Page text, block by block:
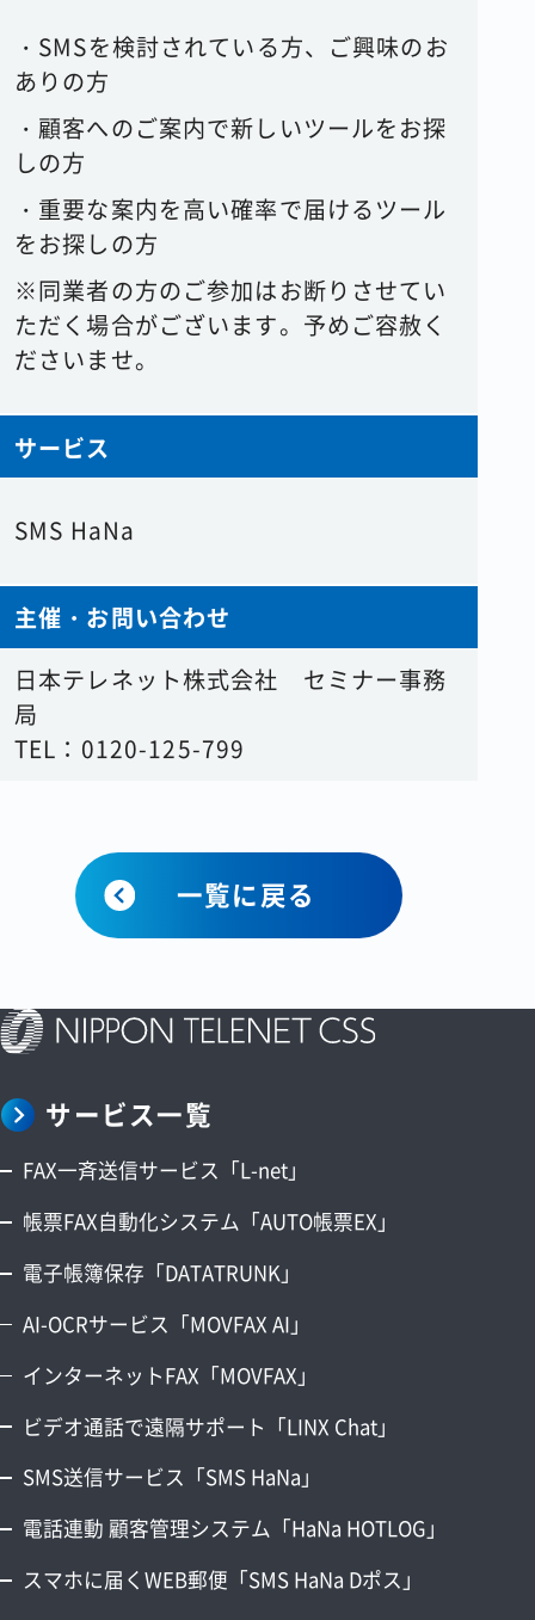
・ SMSを検討されている方、ご興味のお
ありの方
・顧客へのご案内で新しいツールをお探
しの方
・重要な案内を高い確率で届けるツール
をお探しの方
※同業者の方のご参加はお断りさせてい
ただく場合がございます。予めご容赦く
ださいませ。
サービス
SMS HaNa
主催・お問い合わせ
日本テレネット株式会社 セミナー事務
局
TEL：0120-125-799
一覧に戻る
サービス一覧
FAX一斉送信サービス「L-net」
帳票FAX自動化システム「AUTO帳票EX」
電子帳簿保存「DATATRUNK」
AI-OCRサービス「MOVFAX AI」
インターネットFAX「MOVFAX」
ビデオ通話で遠隔サポート「LINX Chat」
SMS送信サービス「SMS HaNa」
電話連動 顧客管理システム「HaNa HOTLOG」
スマホに届くWEB郵便「SMS HaNa Dポス」